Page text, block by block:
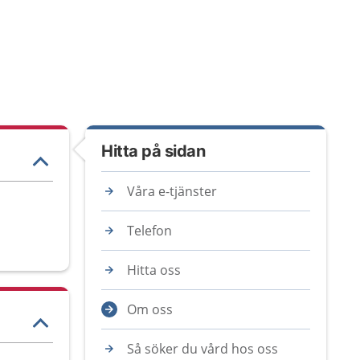
Hitta på sidan
Våra e-tjänster
Telefon
Hitta oss
Om oss
Så söker du vård hos oss